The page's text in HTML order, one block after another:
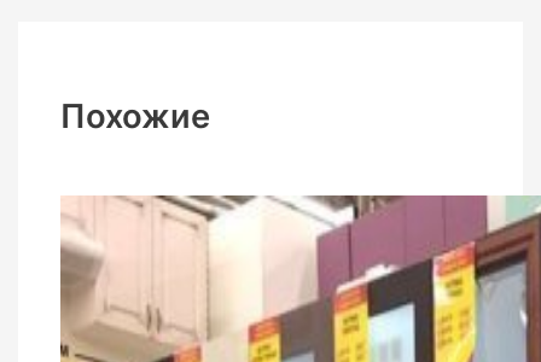
Похожие